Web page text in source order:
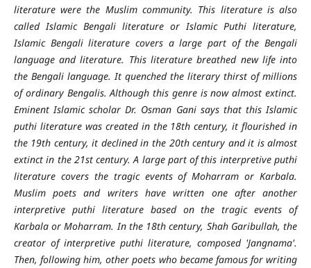
literature were the Muslim community. This literature is also
called Islamic Bengali literature or Islamic Puthi literature,
Islamic Bengali literature covers a large part of the Bengali
language and literature. This literature breathed new life into
the Bengali language. It quenched the literary thirst of millions
of ordinary Bengalis. Although this genre is now almost extinct.
Eminent Islamic scholar Dr. Osman Gani says that this Islamic
puthi literature was created in the 18th century, it flourished in
the 19th century, it declined in the 20th century and it is almost
extinct in the 21st century. A large part of this interpretive puthi
literature covers the tragic events of Moharram or Karbala.
Muslim poets and writers have written one after another
interpretive puthi literature based on the tragic events of
Karbala or Moharram. In the 18th century, Shah Garibullah, the
creator of interpretive puthi literature, composed 'Jangnama'.
Then, following him, other poets who became famous for writing